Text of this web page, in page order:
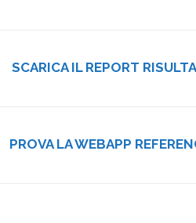
SCARICA IL REPORT
PROVA LA WEBAPP